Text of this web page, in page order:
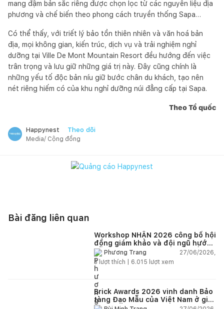
mang đậm bản sắc riêng được chọn lọc từ các nguyên liệu địa
phương và chế biến theo phong cách truyền thống Sapa…
Có thể thấy, với triết lý bảo tồn thiên nhiên và văn hoá bản
địa, mọi không gian, kiến trúc, dịch vụ và trải nghiệm nghỉ
dưỡng tại Ville De Mont Mountain Resort đều hướng đến việc
trân trọng và lưu giữ những giá trị này. Đây cũng chính là
những yếu tố độc bản níu giữ bước chân du khách, tạo nên
nét riêng hiếm có của khu nghỉ dưỡng núi đẳng cấp tại Sapa.
Theo Tổ quốc
Happynest Theo dõi
Media/ Cộng đồng
Bài đăng liên quan
Workshop NHẬN 2026 công bố hội
đồng giám khảo và đội ngũ hướng
dẫn giàu kinh nghiệm quốc tế
Phương Trang
27/06/2026,
3lượt thích | 6.015 lượt xem
Brick Awards 2026 vinh danh Bảo
tàng Đạo Mẫu của Việt Nam ở giải